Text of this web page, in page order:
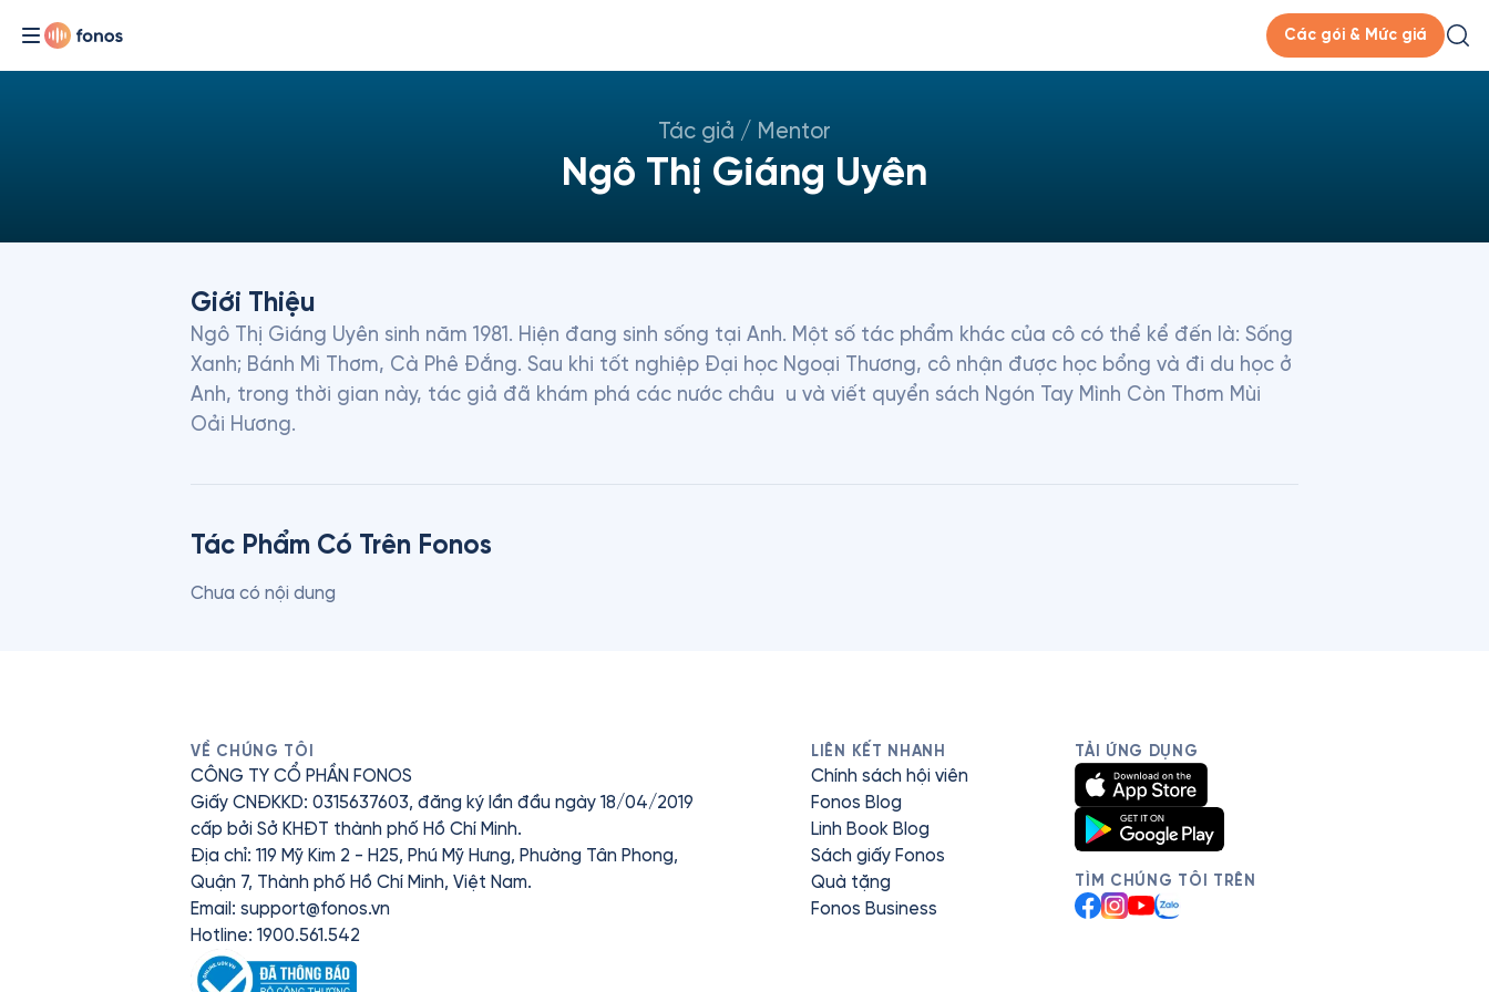
Các gói & Mức giá
Tác giả / Mentor
Ngô Thị Giáng Uyên
Giới Thiệu
Ngô Thị Giáng Uyên sinh năm 1981. Hiện đang sinh sống tại Anh. Một số tác phẩm khác của cô có thể kể đến là: Sống
Xanh; Bánh Mì Thơm, Cà Phê Đắng. Sau khi tốt nghiệp Đại học Ngoại Thương, cô nhận được học bổng và đi du học ở
Anh, trong thời gian này, tác giả đã khám phá các nước châu  u và viết quyển sách Ngón Tay Mình Còn Thơm Mùi
Oải Hương.
Tác Phẩm Có Trên Fonos
Chưa có nội dung
VỀ CHÚNG TÔI
CÔNG TY CỔ PHẦN FONOS
Giấy CNĐKKD: 0315637603, đăng ký lần đầu ngày 18/04/2019
cấp bởi Sở KHĐT thành phố Hồ Chí Minh.
Địa chỉ: 119 Mỹ Kim 2 - H25, Phú Mỹ Hưng, Phường Tân Phong,
Quận 7, Thành phố Hồ Chí Minh, Việt Nam.
Email: support@fonos.vn
Hotline: 1900.561.542
LIÊN KẾT NHANH
Chính sách hội viên
Fonos Blog
Linh Book Blog
Sách giấy Fonos
Quà tặng
Fonos Business
TẢI ỨNG DỤNG
TÌM CHÚNG TÔI TRÊN
Facebook
Instagram
YouTube
Zalo